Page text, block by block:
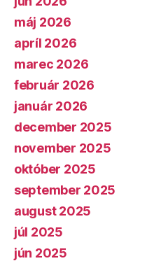
máj 2026
apríl 2026
marec 2026
február 2026
január 2026
december 2025
november 2025
október 2025
september 2025
august 2025
júl 2025
jún 2025